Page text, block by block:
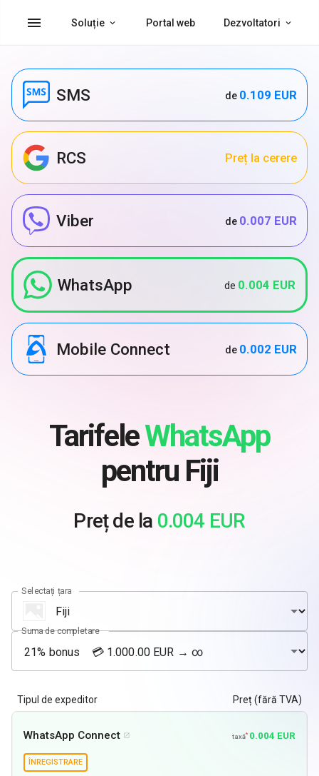
menu Soluție Portal web Dezvoltatori
SMS de 0.109 EUR
RCS Preț la cerere
Viber de 0.007 EUR
WhatsApp de 0.004 EUR
Mobile Connect de 0.002 EUR
TarifeleWhatsApp
pentru Fiji
Preț de la 0.004 EUR
Selectați țara
Suma de completare
Tipul de expeditor Preț (fără TVA)
WhatsApp Connect  taxă* 0.004 EUR
ÎNREGISTRARE